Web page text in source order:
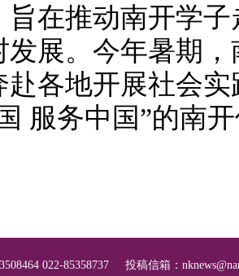
旨在推动南开学
发展。今年暑期
赴各地开展社会
服务中国”的南
022-85358737 投稿信箱：